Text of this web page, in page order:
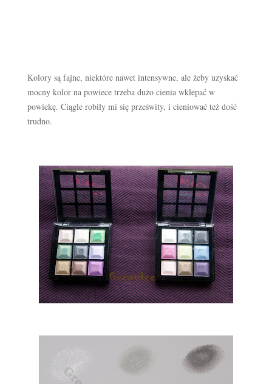
Kolory są fajne, niektóre nawet intensywne, ale żeby uzyskać
mocny kolor na powiece trzeba dużo cienia wklepać w
powiekę. Ciągle robiły mi się prześwity, i cieniować też dość
trudno.